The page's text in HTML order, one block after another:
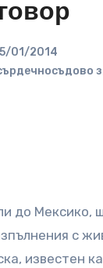
01/2014
до Мексико,
с
известен